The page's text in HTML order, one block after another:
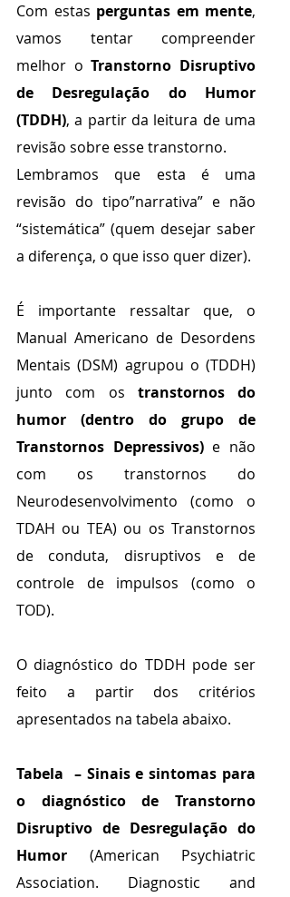
Com estas perguntas em mente,
vamos tentar compreender
melhor o Transtorno Disruptivo
de Desregulação do Humor
(TDDH), a partir da leitura de uma
revisão sobre esse transtorno.
Lembramos que esta é uma
revisão do tipo”narrativa” e não
“sistemática” (quem desejar saber
a diferença, o que isso quer dizer).
É importante ressaltar que, o
Manual Americano de Desordens
Mentais (DSM) agrupou o (TDDH)
junto com os transtornos do
humor (dentro do grupo de
Transtornos Depressivos) e não
com os transtornos do
Neurodesenvolvimento (como o
TDAH ou TEA) ou os Transtornos
de conduta, disruptivos e de
controle de impulsos (como o
TOD).
O diagnóstico do TDDH pode ser
feito a partir dos critérios
apresentados na tabela abaixo.
Tabela  – Sinais e sintomas para
o diagnóstico de Transtorno
Disruptivo de Desregulação do
Humor (American Psychiatric
Association. Diagnostic and